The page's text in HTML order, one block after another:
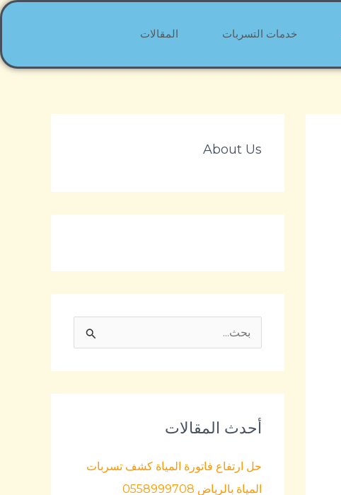
خدمات التسربات المقالات
About Us
ث
ن
أحدث المقالات
حل ارتفاع فاتورة المياة كشف تسربات
المياة بالرياض 0558999708